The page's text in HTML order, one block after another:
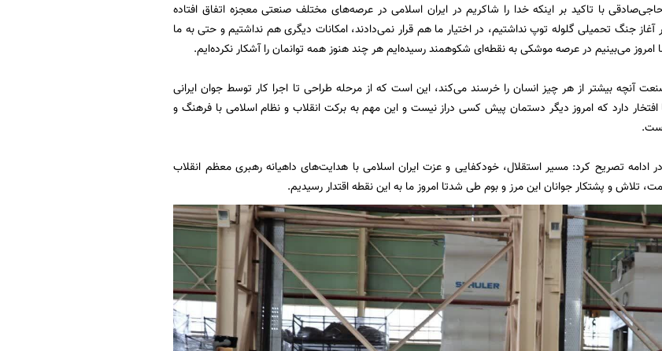
با تاکید بر اینکه خدا را شاکریم در ایران اسلامی در عرصه‌های مختلف صنعتی معجزه اتفاق افتاده
جنگ تحمیلی گلوله توپ نداشتیم، در اختیار ما هم قرار نمی‌دادند، امکانات دیگری هم نداشتیم و حتی به ما
امروز می‌بینیم در عرصه موشکی به نقطه‌ای شکوهمند رسیده‌ایم هر چند هنوز همه توانمان را آشکار نکرده‌ایم.
آنچه بیشتر از هر چیز انسان را خرسند می‌کند، این است که از مرحله طراحی تا اجرا کار توسط جوان ایرانی
افتخار دارد که امروز دیگر دستمان پیش کسی دراز نیست و این مهم به برکت انقلاب و نظام اسلامی با فرهنگ و
ادامه تصریح کرد: مسیر استقلال، خودکفایی و عزت ایران اسلامی با هدایت‌های داهیانه رهبری معظم انقلاب
تلاش و پشتکار جوانان این مرز و بوم طی شدتا امروز ما به این نقطه اقتدار رسیدیم.